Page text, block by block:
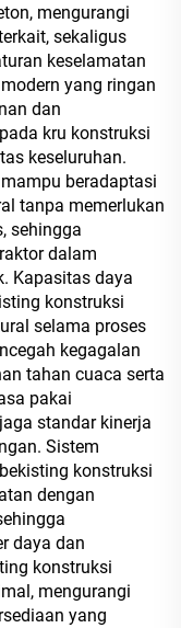
mengurangi
sekaligus
keselamatan
yang ringan
dan
kru konstruksi
keseluruhan.
beradaptasi
tanpa memerlukan
sehingga
dalam
Kapasitas daya
konstruksi
selama proses
kegagalan
tahan cuaca serta
pakai
standar kinerja
Sistem
konstruksi
dengan
daya dan
konstruksi
mengurangi
yang